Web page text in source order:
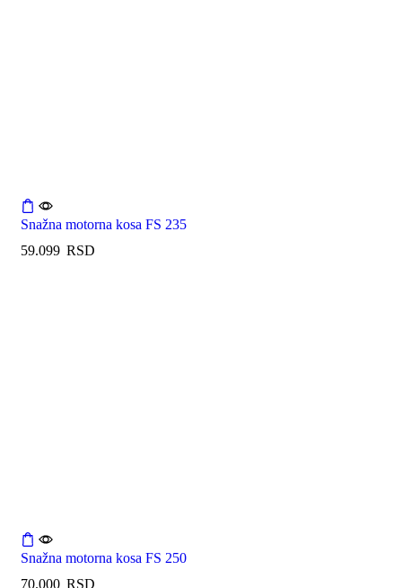
Snažna motorna kosa FS 235
59.099 RSD
Snažna motorna kosa FS 250
70.000 RSD